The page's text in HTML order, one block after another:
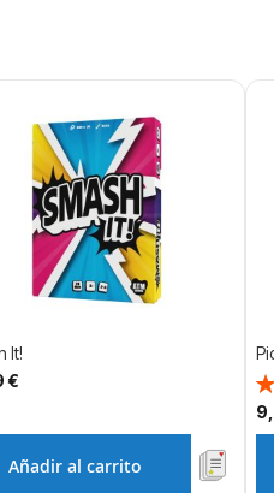
It!
€
Añadir al carrito